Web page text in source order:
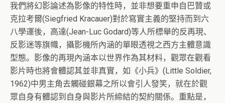
我們將幻影論述為影像的特性時，並非想要重申自巴贊或
克拉考爾(Siegfried Kracauer)對於寫實主義的堅持而到六
八學運後，高達(Jean-Luc Godard)等人所標舉的反再現、
反影迷等旗幟，攝影機所內涵的單眼透視之西方主體意識
型態。影像的再現內涵本以世界作為其材料，觀眾在觀看
影片時也將會體認其並非真實，如《小兵》(Little Soldier,
1962)中男主角去觸碰銀幕之所以會引人發笑，就在於觀
眾自身有體認到自身與影片所締結的契約關係。重點是，